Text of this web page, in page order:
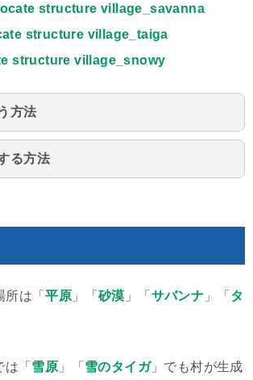
structure village_savanna
structure village_taiga
structure village_snowy
方法
る方法
所は「平原 」「砂漠 」「 サバンナ 」「 タ
「 雪原 」「 雪のタイガ」でも村が生成